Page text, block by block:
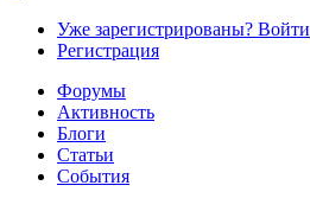
Уже зарегистрированы? Войти
Регистрация
Форумы
Активность
Блоги
Статьи
События